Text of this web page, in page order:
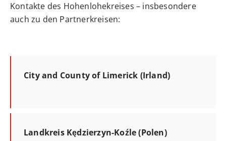
Kontakte des Hohenlohekreises – insbesondere
auch zu den Partnerkreisen:
City and County of Limerick (Irland)
Landkreis Kędzierzyn-Koźle (Polen)